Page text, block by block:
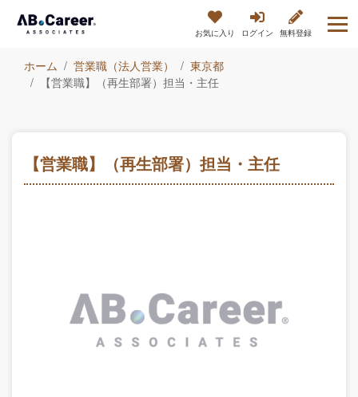
お気に入り ログイン 無料登録
ホーム 営業職（法人営業）
東京都
【営業職】（再生部署）担当・主任
【営業職】（再生部署）担当・主任